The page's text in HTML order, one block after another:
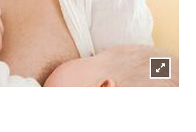
Lightbox